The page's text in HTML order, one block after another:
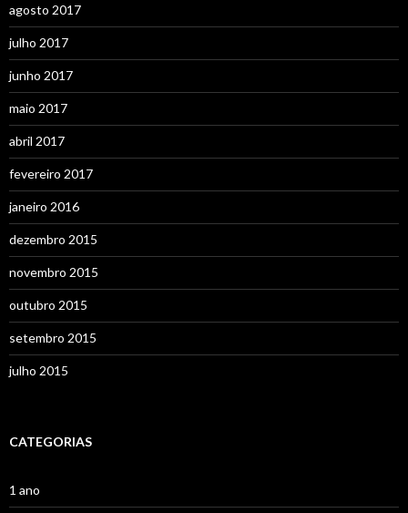
agosto 2017
julho 2017
junho 2017
maio 2017
abril 2017
fevereiro 2017
janeiro 2016
dezembro 2015
novembro 2015
outubro 2015
setembro 2015
julho 2015
CATEGORIAS
1 ano